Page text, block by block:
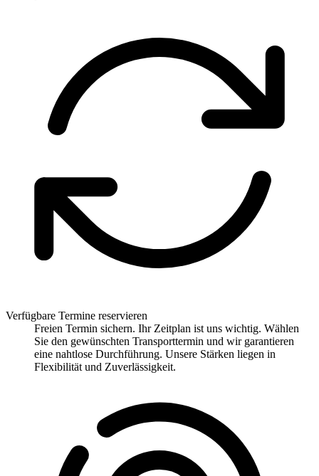
Verfügbare Termine reservieren
Freien Termin sichern. Ihr Zeitplan ist uns wichtig. Wählen
Sie den gewünschten Transporttermin und wir garantieren
eine nahtlose Durchführung. Unsere Stärken liegen in
Flexibilität und Zuverlässigkeit.